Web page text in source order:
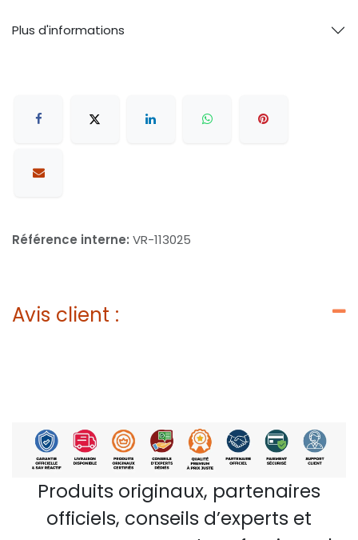
Plus d'informations
Référence interne: VR-113025
Avis client :
Produits originaux, partenaires
officiels, conseils d’experts et